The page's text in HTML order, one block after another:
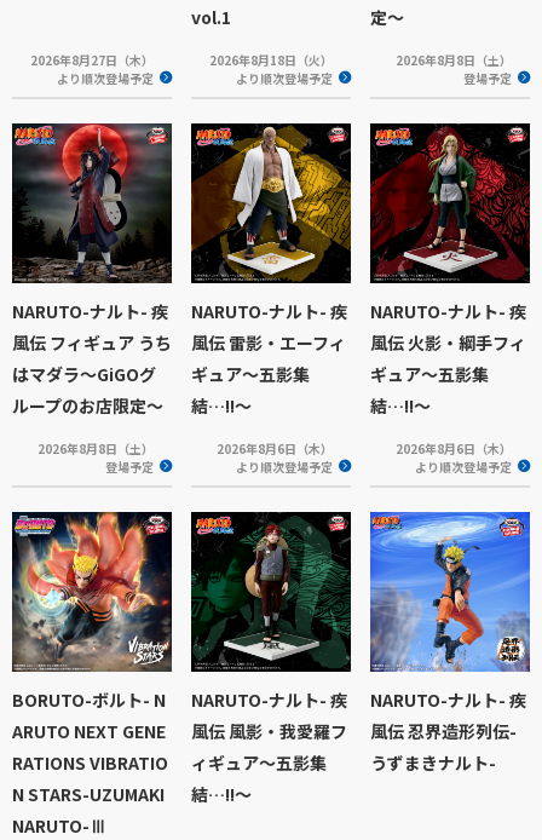
2026年8月27日（木）
より順次登場予定
vol.1
2026年8月18日（火）
より順次登場予定
定〜
2026年8月8日（土）
登場予定
NARUTO-ナルト- 疾
風伝 フィギュア うち
はマダラ～GiGOグ
ループのお店限定～
2026年8月8日（土）
登場予定
NARUTO-ナルト- 疾
風伝 雷影・エーフィ
ギュア～五影集
結…!!～
2026年8月6日（木）
より順次登場予定
NARUTO-ナルト- 疾
風伝 火影・綱手フィ
ギュア～五影集
結…!!～
2026年8月6日（木）
より順次登場予定
BORUTO-ボルト- N
ARUTO NEXT GENE
RATIONS VIBRATIO
N STARS-UZUMAKI
NARUTO-Ⅲ
NARUTO-ナルト- 疾
風伝 風影・我愛羅フ
ィギュア～五影集
結…!!～
NARUTO-ナルト- 疾
風伝 忍界造形列伝-
うずまきナルト-